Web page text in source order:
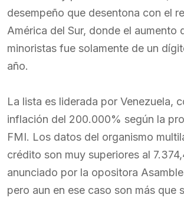
desempeño que desentona con el
América del Sur, donde el aumento
minoristas fue solamente de un
año.
La lista es liderada por Venezuela,
inflación del 200.000% según la
FMI. Los datos del organismo
crédito son muy superiores al
anunciado por la opositora
pero aun en ese caso son más que